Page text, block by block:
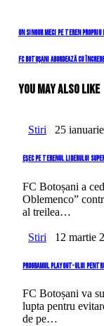
Navigare
în
articole
Previous
Un singur meci pe teren
Next
FC Botoșani abordează cu
You May Also Like
Stiri 25
Eșec pe terenul liderului
FC Botoșani a
Oblemenco”
al treilea…
Stiri 12 martie
Programul Playout-ului
FC Botoșani va
lupta pentru
de pe…